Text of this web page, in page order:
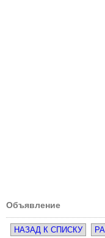
Объявление
НАЗАД К СПИСКУ